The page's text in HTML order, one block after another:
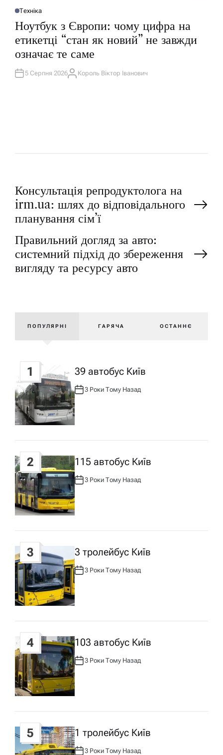
О
Б
Л
І
К
У
А
Т
Техніка
Ноутбук з Європи: чому цифра на
етикетці “стан як новий” не завжди
означає те саме
5 Серпня 2026А
Король Віктор Іванович
Н
а
в
і
і
я
з
а
п
и
с
у
Консультація репродуктолога на
irm.ua: шлях до відповідального
планування сім’ї
Правильний догляд за авто:
системний підхід до збереження
вигляду та ресурсу авто
ПОПУЛЯРНІ ГАРЯЧА ОСТАННЄ
1 39 автобус Київ
А
В
Т
О
Р
:
3 Роки Тому Назад
2 115 автобус Київ
А
Т
О
Р
:
3 Роки Тому Назад
3 3 тролейбус Київ
А
В
Т
О
Р
:
3 Роки Тому Назад
4 103 автобус Київ
А
В
Т
О
Р
:
3 Роки Тому Назад
5 1 тролейбус Київ
А
3 Роки Тому Назад